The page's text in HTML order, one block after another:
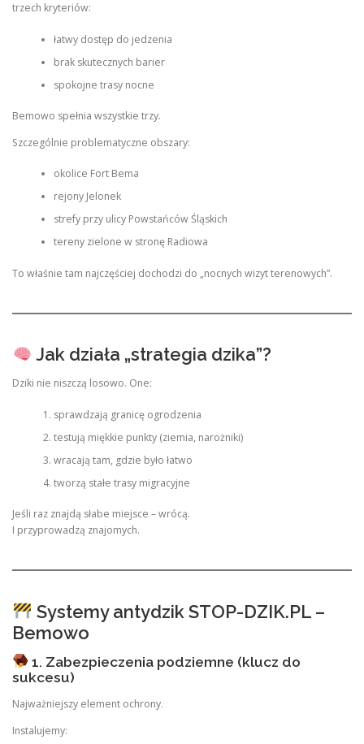
trzech kryteriów:
łatwy dostęp do jedzenia
brak skutecznych barier
spokojne trasy nocne
Bemowo spełnia wszystkie trzy.
Szczególnie problematyczne obszary:
okolice Fort Bema
rejony Jelonek
strefy przy ulicy Powstańców Śląskich
tereny zielone w stronę Radiowa
To właśnie tam najczęściej dochodzi do „nocnych wizyt terenowych”.
Jak działa „strategia dzika”?
Dziki nie niszczą losowo. One:
sprawdzają granicę ogrodzenia
testują miękkie punkty (ziemia, narożniki)
wracają tam, gdzie było łatwo
tworzą stałe trasy migracyjne
Jeśli raz znajdą słabe miejsce – wrócą.
I przyprowadzą znajomych.
Systemy antydzik STOP-DZIK.PL –
Bemowo
1. Zabezpieczenia podziemne (klucz do
sukcesu)
Najważniejszy element ochrony.
Instalujemy: